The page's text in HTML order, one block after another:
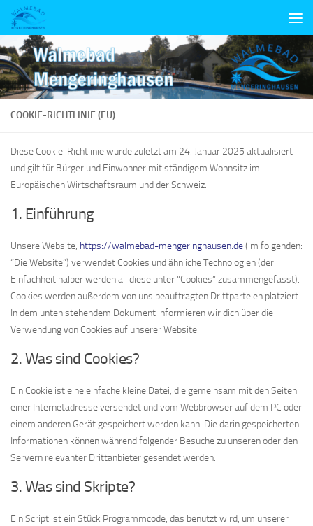
Unter dem Inhalt
COOKIE-RICHTLINIE (EU)
Diese Cookie-Richtlinie wurde zuletzt am 24. Januar 2025 aktualisiert
und gilt für Bürger und Einwohner mit ständigem Wohnsitz im
Europäischen Wirtschaftsraum und der Schweiz.
1. Einführung
Unsere Website, https://walmebad-mengeringhausen.de(im folgenden:
“Die Website”) verwendet Cookies und ähnliche Technologien (der
Einfachheit halber werden all diese unter “Cookies” zusammengefasst).
Cookies werden außerdem von uns beauftragten Drittparteien platziert.
In dem unten stehendem Dokument informieren wir dich über die
Verwendung von Cookies auf unserer Website.
2. Was sind Cookies?
Ein Cookie ist eine einfache kleine Datei, die gemeinsam mit den Seiten
einer Internetadresse versendet und vom Webbrowser auf dem PC oder
einem anderen Gerät gespeichert werden kann. Die darin gespeicherten
Informationen können während folgender Besuche zu unseren oder den
Servern relevanter Drittanbieter gesendet werden.
3. Was sind Skripte?
Ein Script ist ein Stück Programmcode, das benutzt wird, um unserer